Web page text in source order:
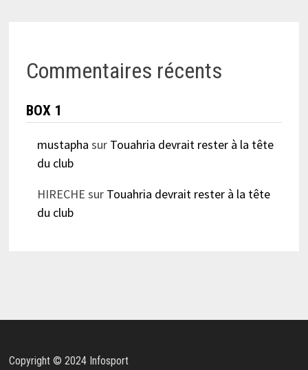
Commentaires récents
BOX 1
mustapha sur Touahria devrait rester à la tête
du club
HIRECHE sur Touahria devrait rester à la tête
du club
Copyright © 2024 Infosport